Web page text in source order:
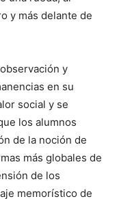
y más delante de
y
en su
social y se
los alumnos
de la noción de
más globales de
de los
memorístico de